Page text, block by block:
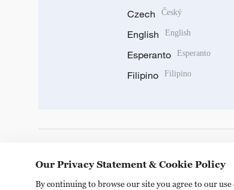
Czech Český
English English
Esperanto Esperanto
Filipino Filipino
Our Privacy Statement & Cookie Policy
By continuing to browse our site you agree to our